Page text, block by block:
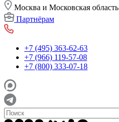
Москва и Московская область
Партнёрам
+7 (495) 363-62-63
+7 (966) 119-57-08
+7 (800) 333-07-18